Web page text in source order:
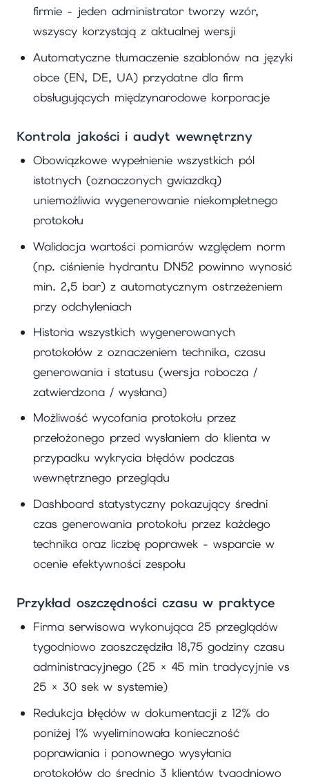
firmie - jeden administrator tworzy wzór,
wszyscy korzystają z aktualnej wersji
Automatyczne tłumaczenie szablonów na języki
obce (EN, DE, UA) przydatne dla firm
obsługujących międzynarodowe korporacje
Kontrola jakości i audyt wewnętrzny
Obowiązkowe wypełnienie wszystkich pól
istotnych (oznaczonych gwiazdką)
uniemożliwia wygenerowanie niekompletnego
protokołu
Walidacja wartości pomiarów względem norm
(np. ciśnienie hydrantu DN52 powinno wynosić
min. 2,5 bar) z automatycznym ostrzeżeniem
przy odchyleniach
Historia wszystkich wygenerowanych
protokołów z oznaczeniem technika, czasu
generowania i statusu (wersja robocza /
zatwierdzona / wysłana)
Możliwość wycofania protokołu przez
przełożonego przed wysłaniem do klienta w
przypadku wykrycia błędów podczas
wewnętrznego przeglądu
Dashboard statystyczny pokazujący średni
czas generowania protokołu przez każdego
technika oraz liczbę poprawek - wsparcie w
ocenie efektywności zespołu
Przykład oszczędności czasu w praktyce
Firma serwisowa wykonująca 25 przeglądów
tygodniowo zaoszczędziła 18,75 godziny czasu
administracyjnego (25 × 45 min tradycyjnie vs
25 × 30 sek w systemie)
Redukcja błędów w dokumentacji z 12% do
poniżej 1% wyeliminowała konieczność
poprawiania i ponownego wysyłania
protokołów do średnio 3 klientów tygodniowo